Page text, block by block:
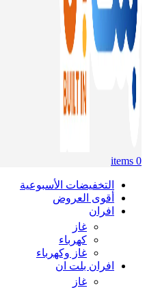
0
items
التخفيضات الأسبوعية
أقوى العروض
افران
غاز
كهرباء
غاز وكهرباء
افران بلت ان
غاز